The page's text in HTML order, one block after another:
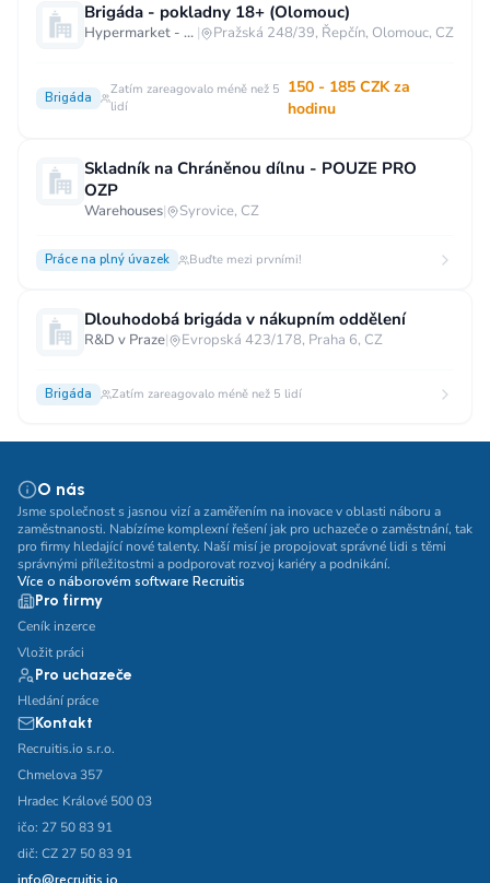
Brigáda - pokladny 18+ (Olomouc)
Hypermarket - Olomouc | Pražská 248/39, Řepčín, Olomouc, CZ
Brigáda
Zatím zareagovalo méně než 5
lidí
150 - 185 CZK za
hodinu
Skladník na Chráněnou dílnu - POUZE PRO
OZP
Warehouses| Syrovice, CZ
Práce na plný úvazek Buďte mezi prvními!
Dlouhodobá brigáda v nákupním oddělení
R&D v Praze| Evropská 423/178, Praha 6, CZ
Brigáda Zatím zareagovalo méně než 5 lidí
O nás
Jsme společnost s jasnou vizí a zaměřením na inovace v oblasti náboru a
zaměstnanosti. Nabízíme komplexní řešení jak pro uchazeče o zaměstnání, tak
pro firmy hledající nové talenty. Naší misí je propojovat správné lidi s těmi
správnými příležitostmi a podporovat rozvoj kariéry a podnikání.
Více o náborovém software Recruitis
Pro firmy
Ceník inzerce
Vložit práci
Pro uchazeče
Hledání práce
Kontakt
Recruitis.io s.r.o.
Chmelova 357
Hradec Králové 500 03
ičo: 27 50 83 91
dič: CZ 27 50 83 91